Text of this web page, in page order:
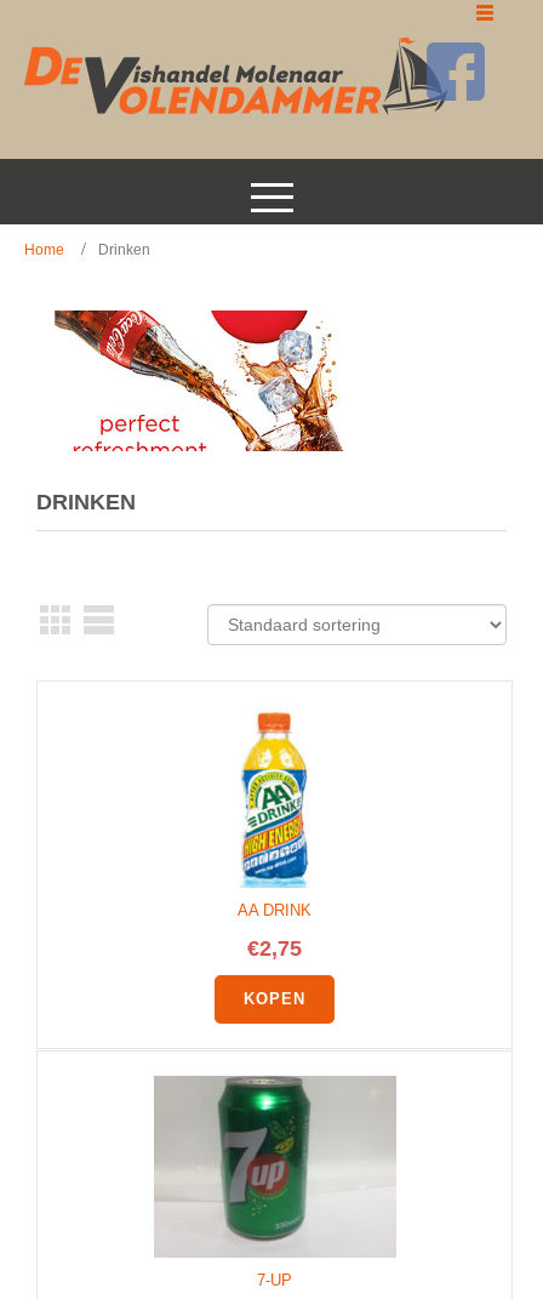
Home Drinken
DRINKEN
AA DRINK
€2,75
KOPEN
7-UP